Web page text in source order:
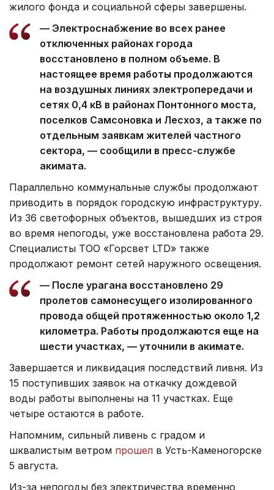
жилого фонда и социальной сферы завершены.
— Электроснабжение во всех ранее
отключенных районах города
восстановлено в полном объеме. В
настоящее время работы продолжаются
на воздушных линиях электропередачи и
сетях 0,4 кВ в районах Понтонного моста,
поселков Самсоновка и Лесхоз, а также по
отдельным заявкам жителей частного
сектора, — сообщили в пресс-службе
акимата.
Параллельно коммунальные службы продолжают
приводить в порядок городскую инфраструктуру.
Из 36 светофорных объектов, вышедших из строя
во время непогоды, уже восстановлена работа 29.
Специалисты ТОО «Горсвет LTD» также
продолжают ремонт сетей наружного освещения.
— После урагана восстановлено 29
пролетов самонесущего изолированного
провода общей протяженностью около 1,2
километра. Работы продолжаются еще на
шести участках, — уточнили в акимате.
Завершается и ликвидация последствий ливня. Из
15 поступивших заявок на откачку дождевой
воды работы выполнены на 11 участках. Еще
четыре остаются в работе.
Напомним, сильный ливень с градом и
шквалистым ветром прошел в Усть-Каменогорске
5 августа.
Из-за непогоды без электричества временно